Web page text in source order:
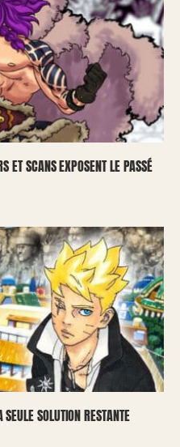
ET SCANS EXPOSENT LE PASSÉ
SOLUTION RESTANTE